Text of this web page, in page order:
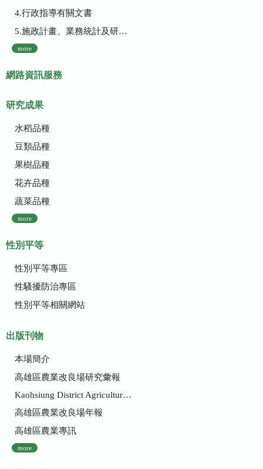
4.行政指導有關文書
5.施政計畫、業務統計及研究報告
more
網路資訊服務
研究成果
水稻品種
豆類品種
果樹品種
花卉品種
蔬菜品種
more
性別平等
性別平等專區
性騷擾防治專區
性別平等相關網站
出版刊物
本場簡介
高雄區農業改良場研究彙報
Kaohsiung District Agricultural Research and Extension Station
高雄區農業改良場年報
高雄區農業專訊
more